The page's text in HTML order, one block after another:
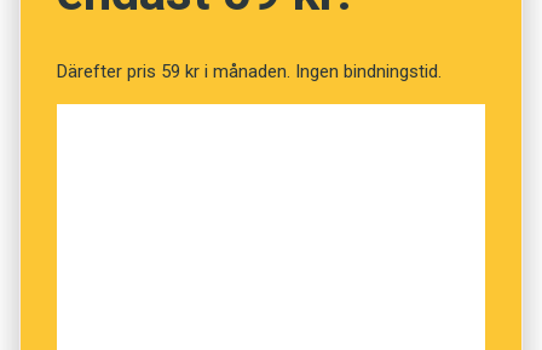
Därefter pris 59 kr i månaden. Ingen bindningstid.